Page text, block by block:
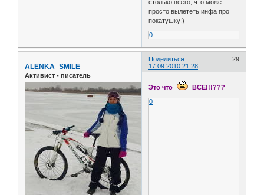
столько всего, что может
просто вылететь инфа про
покатушку:)
0
Поделиться
29
17.09.2010 21:28
ALENKA_SMILE
Активист - писатель
Это что
ВСЕ!!!???
0